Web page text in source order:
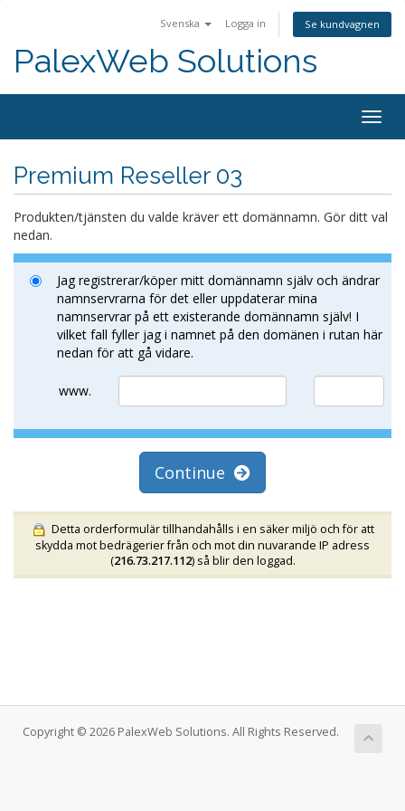
Svenska Logga in Se kundvagnen
PalexWeb Solutions
Premium Reseller 03
Produkten/tjänsten du valde kräver ett domännamn. Gör ditt val
nedan.
Jag registrerar/köper mitt domännamn själv och ändrar
namnservrarna för det eller uppdaterar mina
namnservrar på ett existerande domännamn själv! I
vilket fall fyller jag i namnet på den domänen i rutan här
nedan för att gå vidare.
www.
Continue
Detta orderformulär tillhandahålls i en säker miljö och för att
skydda mot bedrägerier från och mot din nuvarande IP adress
(216.73.217.112) så blir den loggad.
Copyright © 2026 PalexWeb Solutions. All Rights Reserved.